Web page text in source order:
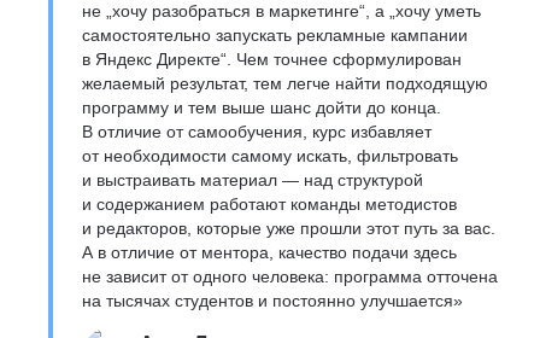
не „хочу разобраться в маркетинге“, а „хочу уметь
самостоятельно запускать рекламные кампании
в Яндекс Директе“. Чем точнее сформулирован
желаемый результат, тем легче найти подходящую
программу и тем выше шанс дойти до конца.
В отличие от самообучения, курс избавляет
от необходимости самому искать, фильтровать
и выстраивать материал — над структурой
и содержанием работают команды методистов
и редакторов, которые уже прошли этот путь за вас.
А в отличие от ментора, качество подачи здесь
не зависит от одного человека: программа отточена
на тысячах студентов и постоянно улучшается»